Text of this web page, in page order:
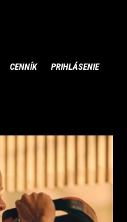
CENNÍK PRIHLÁSENIE